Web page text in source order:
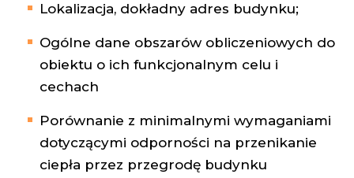
Lokalizacja, dokładny adres budynku;
Ogólne dane obszarów obliczeniowych do
obiektu o ich funkcjonalnym celu i
cechach
Porównanie z minimalnymi wymaganiami
dotyczącymi odporności na przenikanie
ciepła przez przegrodę budynku